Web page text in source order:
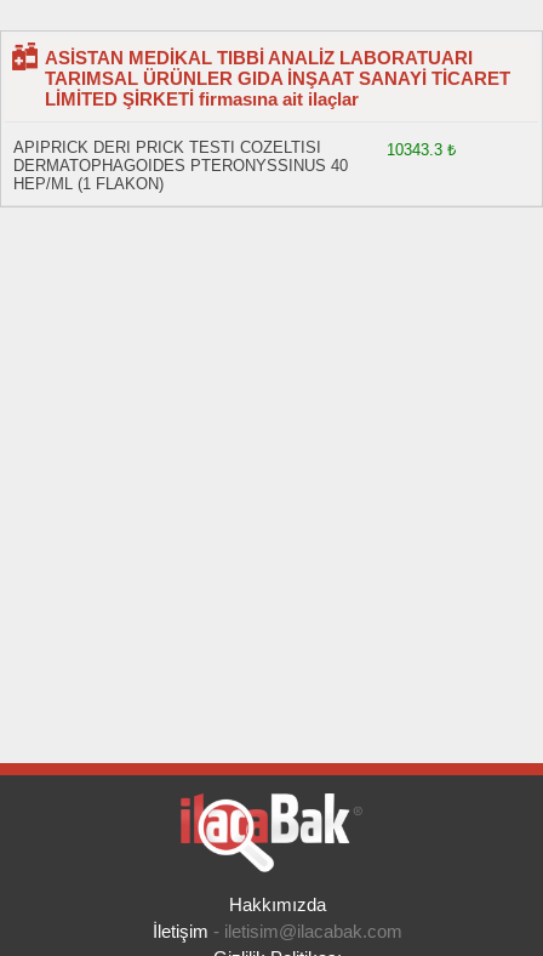
ASİSTAN MEDİKAL TIBBİ ANALİZ LABORATUARI
TARIMSAL ÜRÜNLER GIDA İNŞAAT SANAYİ TİCARET
LİMİTED ŞİRKETİ firmasına ait ilaçlar
APIPRICK DERI PRICK TESTI COZELTISI
DERMATOPHAGOIDES PTERONYSSINUS 40
HEP/ML (1 FLAKON)
10343.3 ₺
Hakkımızda
İletişim - iletisim@ilacabak.com